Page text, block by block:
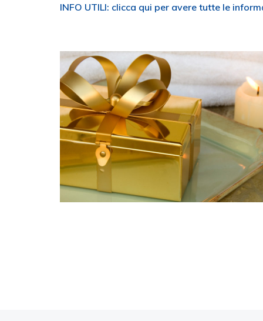
INFO UTILI: clicca qui per avere tutte le